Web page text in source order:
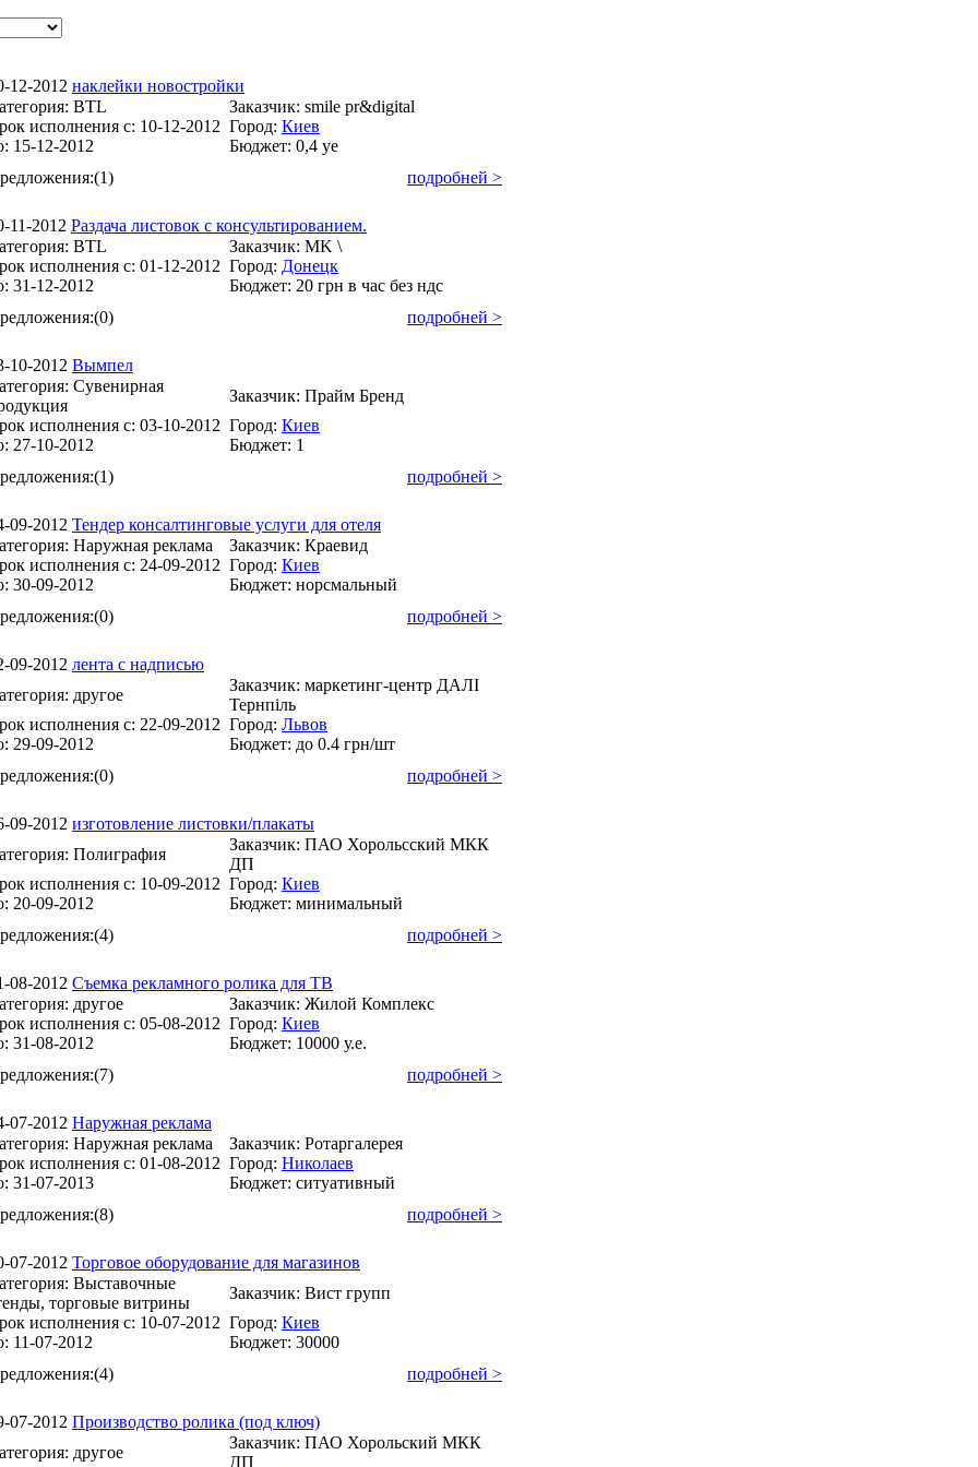
12-2012 наклейки новостройки
BTL Заказчик: smile pr&digital
исполнения с: 10-12-2012 Город: Киев
15-12-2012 Бюджет: 0,4 уе
(1) подробней >
11-2012 Раздача листовок с консультированием.
BTL Заказчик: MK \
исполнения с: 01-12-2012 Город: Донецк
31-12-2012 Бюджет: 20 грн в час без ндс
(0) подробней >
10-2012 Вымпел
Сувенирная
Заказчик: Прайм Бренд
исполнения с: 03-10-2012 Город: Киев
27-10-2012 Бюджет: 1
(1) подробней >
09-2012 Тендер консалтинговые услуги для отеля
Наружная реклама Заказчик: Краевид
исполнения с: 24-09-2012 Город: Киев
30-09-2012 Бюджет: норсмальный
(0) подробней >
09-2012 лента с надписью
другое
Заказчик: маркетинг-центр ДАЛІ
Тернпіль
исполнения с: 22-09-2012 Город: Львов
29-09-2012 Бюджет: до 0.4 грн/шт
(0) подробней >
09-2012 изготовление листовки/плакаты
Полиграфия
Заказчик: ПАО Хорольсский МКК
ДП
исполнения с: 10-09-2012 Город: Киев
20-09-2012 Бюджет: минимальный
(4) подробней >
08-2012 Съемка рекламного ролика для ТВ
другое Заказчик: Жилой Комплекс
исполнения с: 05-08-2012 Город: Киев
31-08-2012 Бюджет: 10000 у.е.
(7) подробней >
07-2012 Наружная реклама
Наружная реклама Заказчик: Ротаргалерея
исполнения с: 01-08-2012 Город: Николаев
31-07-2013 Бюджет: ситуативный
(8) подробней >
07-2012 Торговое оборудование для магазинов
Выставочные
торговые витрины
Заказчик: Вист групп
исполнения с: 10-07-2012 Город: Киев
11-07-2012 Бюджет: 30000
(4) подробней >
07-2012 Производство ролика (под ключ)
другое
Заказчик: ПАО Хорольский МКК
ДП